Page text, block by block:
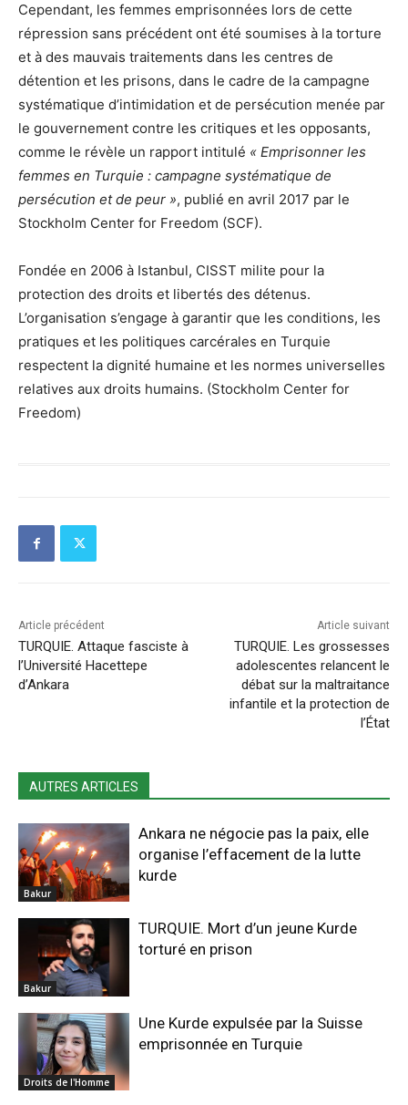
Cependant, les femmes emprisonnées lors de cette
répression sans précédent ont été soumises à la torture
et à des mauvais traitements dans les centres de
détention et les prisons, dans le cadre de la campagne
systématique d’intimidation et de persécution menée par
le gouvernement contre les critiques et les opposants,
comme le révèle un rapport intitulé « Emprisonner les
femmes en Turquie : campagne systématique de
persécution et de peur », publié en avril 2017 par le
Stockholm Center for Freedom (SCF).
Fondée en 2006 à Istanbul, CISST milite pour la
protection des droits et libertés des détenus.
L’organisation s’engage à garantir que les conditions, les
pratiques et les politiques carcérales en Turquie
respectent la dignité humaine et les normes universelles
relatives aux droits humains. (Stockholm Center for
Freedom)
Article précédent
TURQUIE. Attaque fasciste à
l’Université Hacettepe
d’Ankara
Article suivant
TURQUIE. Les grossesses
adolescentes relancent le
débat sur la maltraitance
infantile et la protection de
l’État
AUTRES ARTICLES
Bakur
Ankara ne négocie pas la paix, elle
organise l’effacement de la lutte
kurde
Bakur
TURQUIE. Mort d’un jeune Kurde
torturé en prison
Droits de l'Homme
Une Kurde expulsée par la Suisse
emprisonnée en Turquie